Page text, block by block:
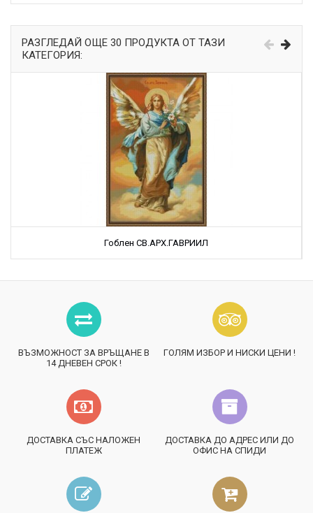
РАЗГЛЕДАЙ ОЩЕ 30 ПРОДУКТА ОТ ТАЗИ
КАТЕГОРИЯ:
Гоблен СВ.АРХ.ГАВРИИЛ
ВЪЗМОЖНОСТ ЗА ВРЪЩАНЕ В
14 ДНЕВЕН СРОК !
ГОЛЯМ ИЗБОР И НИСКИ ЦЕНИ !
ДОСТАВКА СЪС НАЛОЖЕН
ПЛАТЕЖ
ДОСТАВКА ДО АДРЕС ИЛИ ДО
ОФИС НА СПИДИ